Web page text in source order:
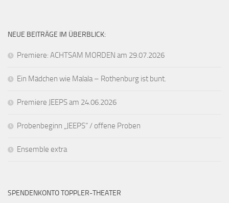
NEUE BEITRÄGE IM ÜBERBLICK:
Premiere: ACHTSAM MORDEN am 29.07.2026
Ein Mädchen wie Malala – Rothenburg ist bunt.
Premiere JEEPS am 24.06.2026
Probenbeginn „JEEPS“ / offene Proben
Ensemble extra
SPENDENKONTO TOPPLER-THEATER